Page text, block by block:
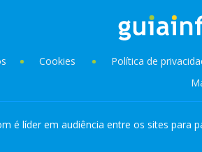
Cookies Política de
é líder em audiência entre os sites para